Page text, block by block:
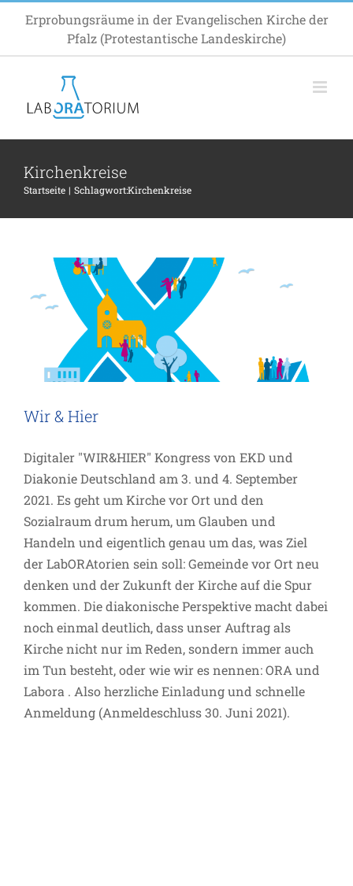
springen
Erprobungsräume in der Evangelischen Kirche der
Pfalz (Protestantische Landeskirche)
Kirchenkreise
Startseite Schlagwort:Kirchenkreise
Wir & Hier
Digitaler "WIR&HIER" Kongress von EKD und
Diakonie Deutschland am 3. und 4. September
2021. Es geht um Kirche vor Ort und den
Sozialraum drum herum, um Glauben und
Handeln und eigentlich genau um das, was Ziel
der LabORAtorien sein soll: Gemeinde vor Ort neu
denken und der Zukunft der Kirche auf die Spur
kommen. Die diakonische Perspektive macht dabei
noch einmal deutlich, dass unser Auftrag als
Kirche nicht nur im Reden, sondern immer auch
im Tun besteht, oder wie wir es nennen: ORA und
Labora . Also herzliche Einladung und schnelle
Anmeldung (Anmeldeschluss 30. Juni 2021).